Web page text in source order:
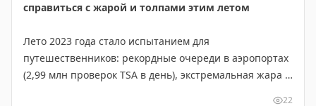
справиться с жарой и толпами этим летом
Лето 2023 года стало испытанием для
путешественников: рекордные очереди в аэропортах
(2,99 млн проверок TSA в день), экстремальная жара в
22